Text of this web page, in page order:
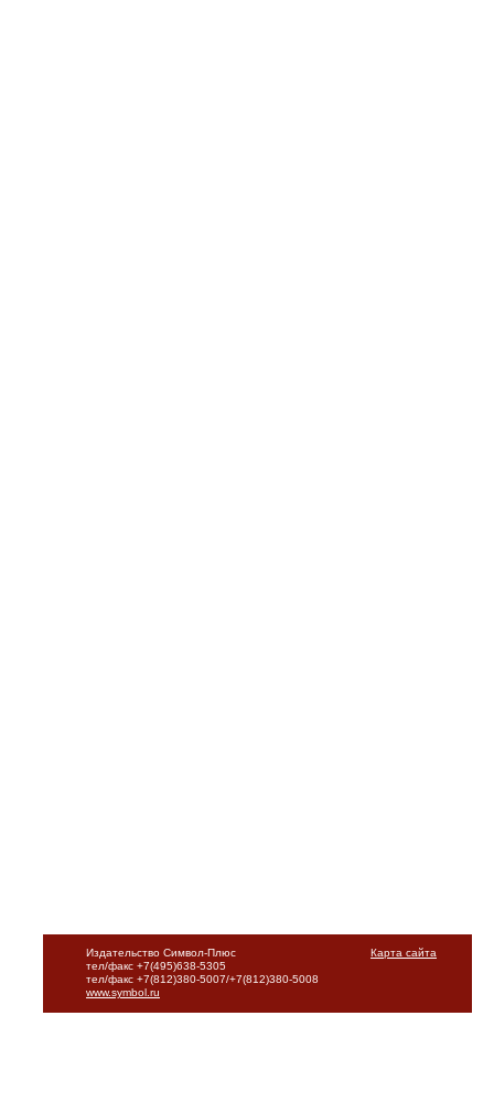
Карта сайта
Издательство Символ-Плюс
тел/факс +7(495)638-5305
тел/факс +7(812)380-5007/+7(812)380-5008
www.symbol.ru